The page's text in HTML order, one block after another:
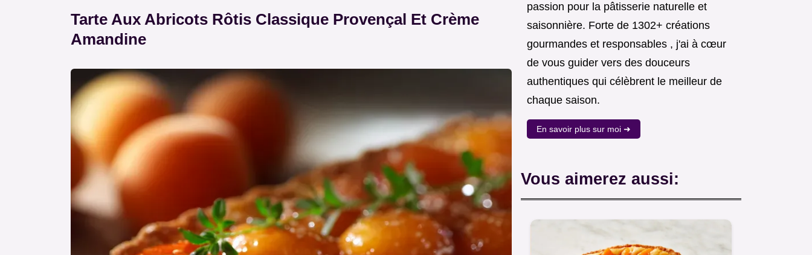
Tarte Aux Abricots Rôtis Classique Provençal Et Crème
Amandine
passion pour la pâtisserie naturelle et
saisonnière. Forte de 1302+ créations
gourmandes et responsables , j'ai à cœur
de vous guider vers des douceurs
authentiques qui célèbrent le meilleur de
chaque saison.
En savoir plus sur moi ➜
Vous aimerez aussi: